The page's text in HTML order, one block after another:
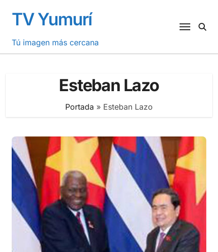
contenido
TV Yumurí
Tú imagen más cercana
Esteban Lazo
Portada » Esteban Lazo